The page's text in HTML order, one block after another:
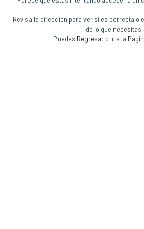
Revisa la dirección para ver si es correcta o
de lo que necesitas.
Puedes Regresar o ir a la